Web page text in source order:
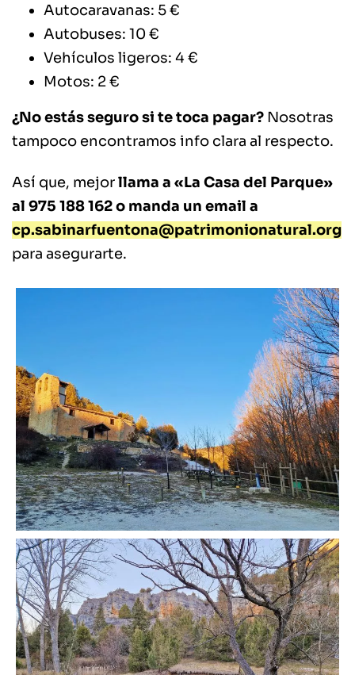
Autocaravanas: 5 €
Autobuses: 10 €
Vehículos ligeros: 4 €
Motos: 2 €
¿No estás seguro si te toca pagar? Nosotras
tampoco encontramos info clara al respecto.
Así que, mejorllama a «La Casa del Parque»
al 975 188 162 o manda un email a
cp.sabinarfuentona@patrimonionatural.org
para asegurarte.